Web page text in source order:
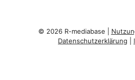
© 2026 R-mediabase |
Datenschutzerklärung